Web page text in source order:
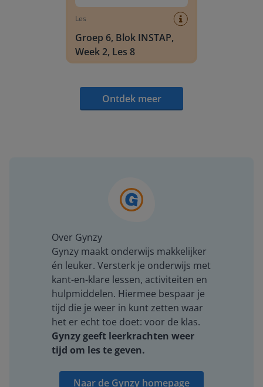
Les
Groep 6, Blok INSTAP,
Week 2, Les 8
Ontdek meer
Over Gynzy
Gynzy maakt onderwijs makkelijker
én leuker. Versterk je onderwijs met
kant-en-klare lessen, activiteiten en
hulpmiddelen. Hiermee bespaar je
tijd die je weer in kunt zetten waar
het er echt toe doet: voor de klas.
Gynzy geeft leerkrachten weer
tijd om les te geven.
Naar de Gynzy homepage